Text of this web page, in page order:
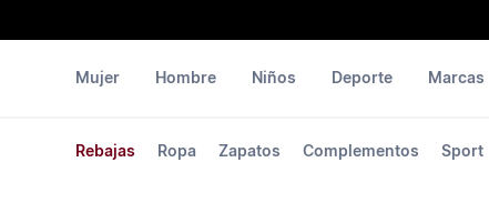
Mujer
Rebajas Ropa Zapatos Complementos Sport
Hombre Niños Deporte Marcas